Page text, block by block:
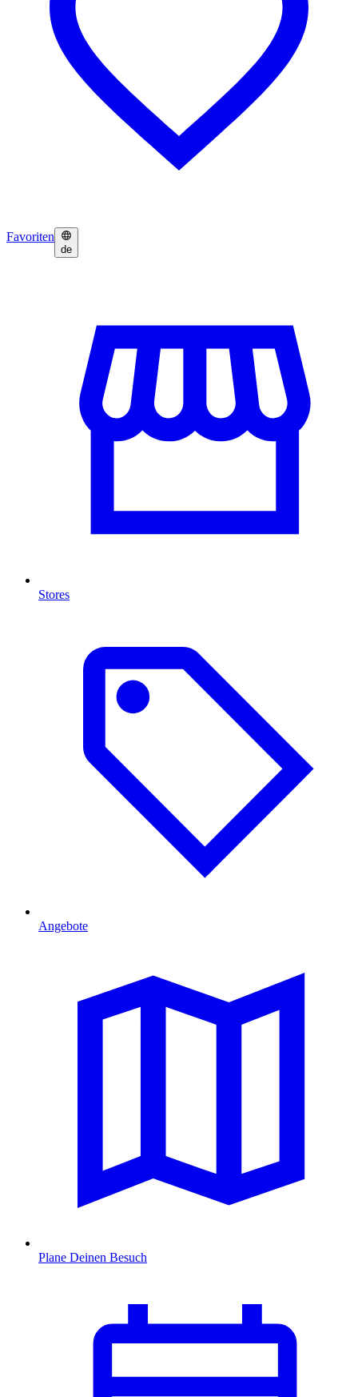
Favoriten
de
Stores
Angebote
Plane Deinen Besuch